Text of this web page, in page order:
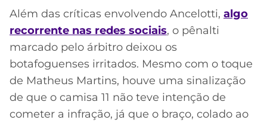
Além das críticas envolvendo Ancelotti, algo
recorrente nas redes sociais, o pênalti
marcado pelo árbitro deixou os
botafoguenses irritados. Mesmo com o toque
de Matheus Martins, houve uma sinalização
de que o camisa 11 não teve intenção de
cometer a infração, já que o braço, colado ao